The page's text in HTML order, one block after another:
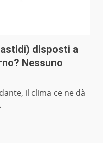
disposti a
Nessuno
il clima ce ne dà